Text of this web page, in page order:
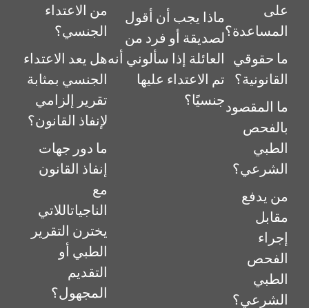
على
المساعدة؟
ما حقوقي
القانونية؟
ما المقصود
بالفحص
الطبي
الشرعي؟
من يدفع
مقابل
إجراء
الفحص
الطبي
الشرعي؟
ماذا يجب أن أقول
لصديقة أو فرد من
العائلة إذا سألوني أنه
تم الاعتداء عليها
جنسيًا؟
من الاعتداء
الجنسي؟
هل يعد الاعتداء
الجنسي بمثابة
تقرير إلزامي
لإنفاذ القانون؟
ما دور جهات
إنفاذ القانون
مع
الناجياتاللاتي
يخترن التقرير
الطبي أو
التقديم
المجهول؟